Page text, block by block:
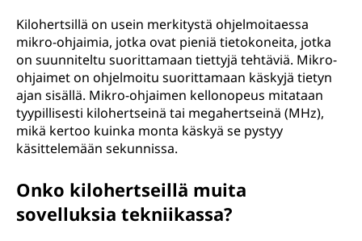
Kilohertsillä on usein merkitystä ohjelmoitaessa
mikro-ohjaimia, jotka ovat pieniä tietokoneita, jotka
on suunniteltu suorittamaan tiettyjä tehtäviä. Mikro-
ohjaimet on ohjelmoitu suorittamaan käskyjä tietyn
ajan sisällä. Mikro-ohjaimen kellonopeus mitataan
tyypillisesti kilohertseinä tai megahertseinä (MHz),
mikä kertoo kuinka monta käskyä se pystyy
käsittelemään sekunnissa.
Onko kilohertseillä muita
sovelluksia tekniikassa?